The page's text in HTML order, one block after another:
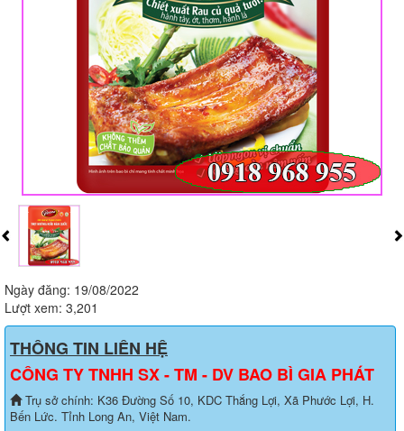
Ngày đăng: 19/08/2022
Lượt xem: 3,201
THÔNG TIN LIÊN HỆ
CÔNG TY TNHH SX - TM - DV BAO BÌ GIA PHÁT
Trụ sở chính: K36 Đường Số 10, KDC Thắng Lợi, Xã Phước Lợi, H.
Bến Lức. Tỉnh Long An, Việt Nam.